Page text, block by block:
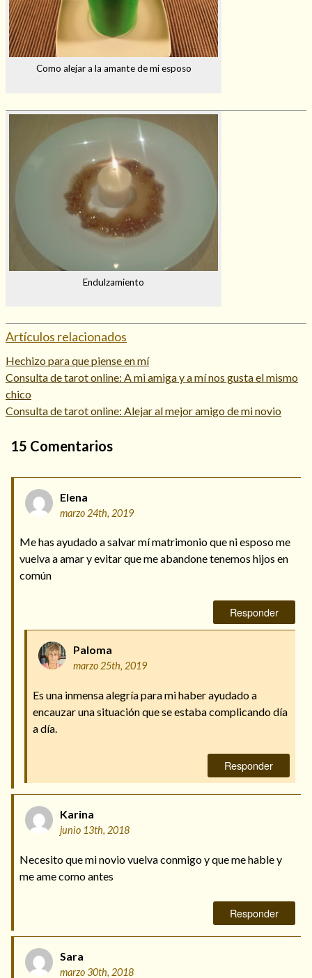
Como alejar a la amante de mi esposo
Endulzamiento
Artículos relacionados
Hechizo para que piense en mí
Consulta de tarot online: A mi amiga y a mí nos gusta el mismo
chico
Consulta de tarot online: Alejar al mejor amigo de mi novio
15 Comentarios
Elena
marzo 24th, 2019
Me has ayudado a salvar mí matrimonio que ni esposo me
vuelva a amar y evitar que me abandone tenemos hijos en
común
Responder
Paloma
marzo 25th, 2019
Es una inmensa alegría para mi haber ayudado a
encauzar una situación que se estaba complicando día
a día.
Responder
Karina
junio 13th, 2018
Necesito que mi novio vuelva conmigo y que me hable y
me ame como antes
Responder
Sara
marzo 30th, 2018